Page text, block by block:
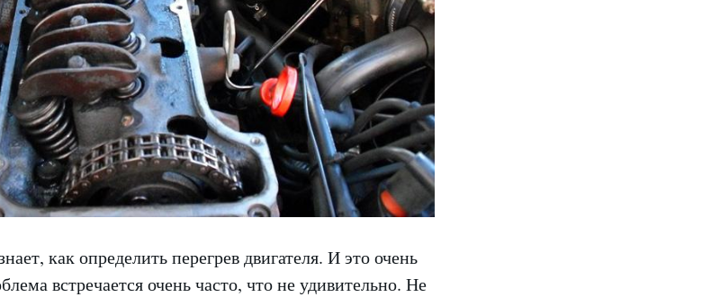
как определить перегрев двигателя. И это очень
встречается очень часто, что не удивительно. Не